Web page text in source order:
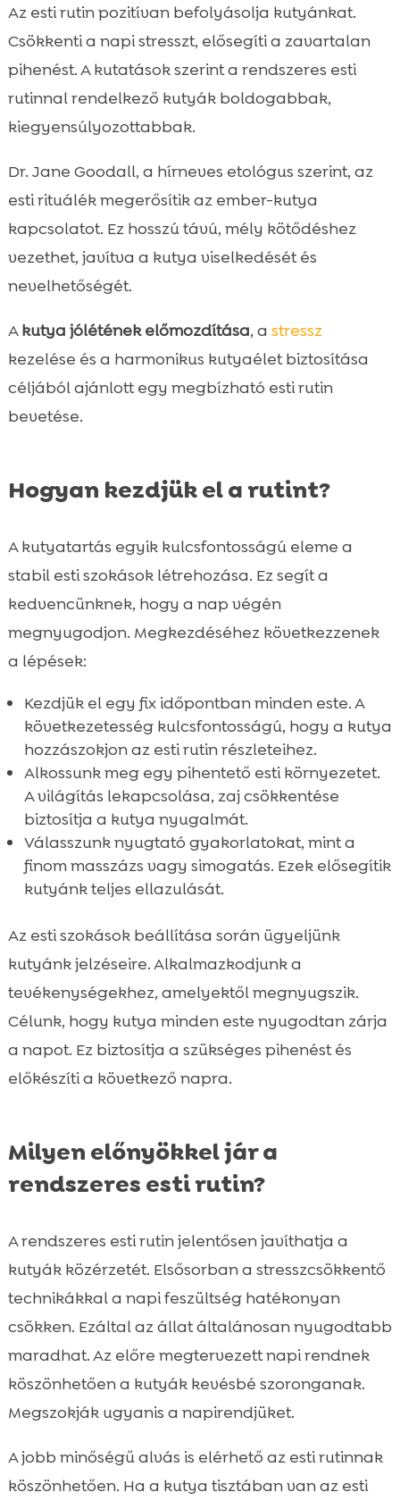
Az esti rutin pozitívan befolyásolja kutyánkat.
Csökkenti a napi stresszt, elősegíti a zavartalan
pihenést. A kutatások szerint a rendszeres esti
rutinnal rendelkező kutyák boldogabbak,
kiegyensúlyozottabbak.
Dr. Jane Goodall, a hírneves etológus szerint, az
esti rituálék megerősítik az ember-kutya
kapcsolatot. Ez hosszú távú, mély kötődéshez
vezethet, javítva a kutya viselkedését és
nevelhetőségét.
Akutya jólétének előmozdítása, a stressz
kezelése és a harmonikus kutyaélet biztosítása
céljából ajánlott egy megbízható esti rutin
bevetése.
Hogyan kezdjük el a rutint?
A kutyatartás egyik kulcsfontosságú eleme a
stabil esti szokások létrehozása. Ez segít a
kedvencünknek, hogy a nap végén
megnyugodjon. Megkezdéséhez következzenek
a lépések:
Kezdjük el egy fix időpontban minden este. A
következetesség kulcsfontosságú, hogy a kutya
hozzászokjon az esti rutin részleteihez.
Alkossunk meg egy pihentető esti környezetet.
A világítás lekapcsolása, zaj csökkentése
biztosítja a kutya nyugalmát.
Válasszunk nyugtató gyakorlatokat, mint a
finom masszázs vagy simogatás. Ezek elősegítik
kutyánk teljes ellazulását.
Az esti szokások beállítása során ügyeljünk
kutyánk jelzéseire. Alkalmazkodjunk a
tevékenységekhez, amelyektől megnyugszik.
Célunk, hogy kutya minden este nyugodtan zárja
a napot. Ez biztosítja a szükséges pihenést és
előkészíti a következő napra.
Milyen előnyökkel jár a
rendszeres esti rutin?
A rendszeres esti rutin jelentősen javíthatja a
kutyák közérzetét. Elsősorban a stresszcsökkentő
technikákkal a napi feszültség hatékonyan
csökken. Ezáltal az állat általánosan nyugodtabb
maradhat. Az előre megtervezett napi rendnek
köszönhetően a kutyák kevésbé szoronganak.
Megszokják ugyanis a napirendjüket.
A jobb minőségű alvás is elérhető az esti rutinnak
köszönhetően. Ha a kutya tisztában van az esti